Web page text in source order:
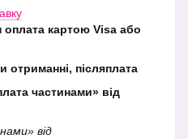
оплата картою Visa або
отриманні, післяплата
частинами» від
від